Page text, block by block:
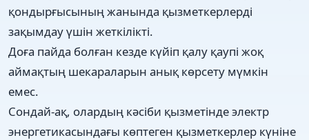
қондырғысының жанында қызметкерлерді
зақымдау үшін жеткілікті.
Доға пайда болған кезде күйіп қалу қаупі жоқ
аймақтың шекараларын анық көрсету мүмкін
емес.
Сондай-ақ, олардың кәсіби қызметінде электр
энергетикасындағы көптеген қызметкерлер күніне